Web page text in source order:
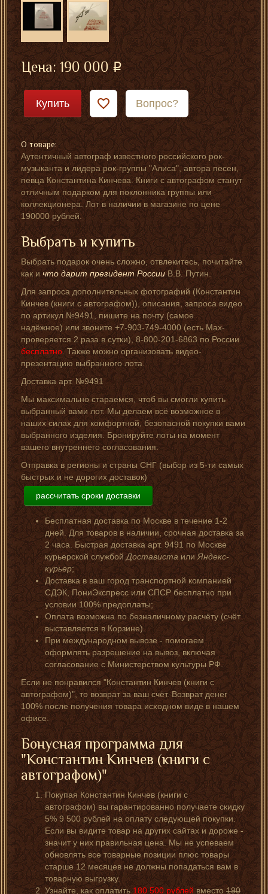
Цена:190 000
Купить Вопрос?
О товаре:
Аутентичный автограф известного российского рок-
музыканта и лидера рок-группы "Алиса", автора песен,
певца Константина Кинчева. Книги с автографом станут
отличным подарком для поклонника группы или
коллекционера. Лот в наличии в магазине по цене
190000 рублей.
Выбрать и купить
Выбрать подарок очень сложно, отвлекитесь, почитайте
как ичто дарит президент РоссииВ.В. Путин.
Для запроса дополнительных фотографий (Константин
Кинчев (книги с автографом)), описания, запроса видео
по артикул №9491, пишите на почту (самое
надёжное) или звоните +7-903-749-4000 (есть Мах-
проверяется 2 раза в сутки), 8-800-201-6863 по России
бесплатно. Также можно организовать видео-
презентацию выбранного лота.
Доставка арт. №9491
Мы максимально стараемся, чтоб вы смогли купить
выбранный вами лот. Мы делаем всё возможное в
наших силах для комфортной, безопасной покупки вами
выбранного изделия. Бронируйте лоты на момент
вашего внутреннего согласования.
Отправка в регионы и страны СНГ (выбор из 5-ти самых
быстрых и не дорогих доставок)
рассчитать сроки доставки
Бесплатная доставка по Москве в течение 1-2
дней. Для товаров в наличии, срочная доставка за
2 часа. Быстрая доставка арт. 9491 по Москве
курьерской службойДостависта или Яндекс-
курьер;
Доставка в ваш город транспортной компанией
СДЭК, ПониЭкспресс или СПСР бесплатно при
условии 100% предоплаты;
Оплата возможна по безналичному расчёту (счёт
выставляется в Корзине).
При международном вывозе - помогаем
оформлять разрешение на вывоз, включая
согласование с Министерством культуры РФ.
Если не понравился "Константин Кинчев (книги с
автографом)", то возврат за ваш счёт. Возврат денег
100% после получения товара исходном виде в нашем
офисе.
Бонусная программа для
"Константин Кинчев (книги с
автографом)"
Покупая Константин Кинчев (книги с
автографом) вы гарантированно получаете скидку
5% 9 500 рублей на оплату следующей покупки.
Если вы видите товар на других сайтах и дороже -
значит у них правильная цена. Мы не успеваем
обновлять все товарные позиции плюс товары
старше 12 месяцев не должны попадаться вам в
товарную выгрузку.
Узнайте, как оплатить 180 500 рублейвместо 190